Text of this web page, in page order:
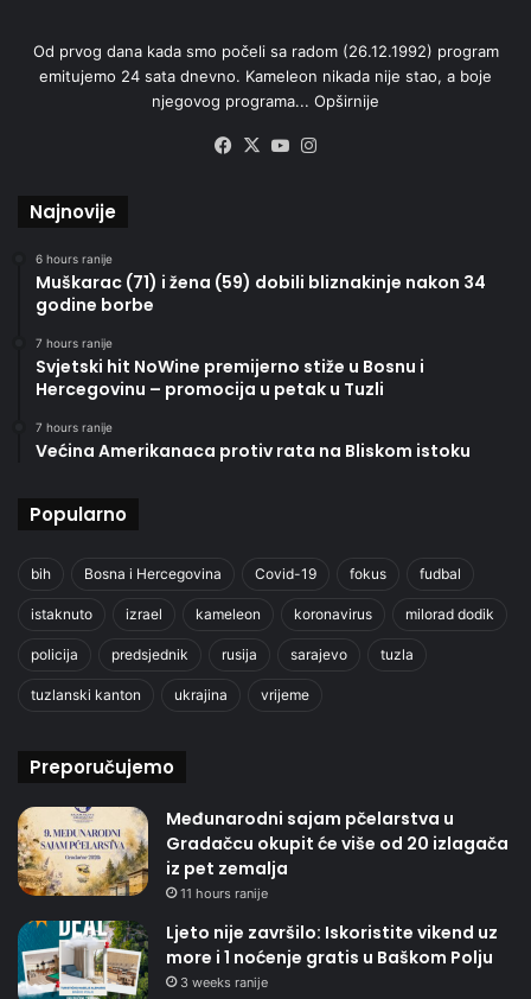
Od prvog dana kada smo počeli sa radom (26.12.1992) program
emitujemo 24 sata dnevno. Kameleon nikada nije stao, a boje
njegovog programa... Opširnije
Facebook
X YouTube
Najnovije
6 hours ranije
Muškarac (71) i žena (59) dobili bliznakinje nakon 34
godine borbe
7 hours ranije
Svjetski hit NoWine premijerno stiže u Bosnu i
Hercegovinu – promocija u petak u Tuzli
7 hours ranije
Većina Amerikanaca protiv rata na Bliskom istoku
Popularno
bih Bosna i Hercegovina Covid-19 fokus fudbal
istaknuto izrael kameleon koronavirus milorad dodik
policija predsjednik rusija sarajevo tuzla
tuzlanski kanton ukrajina vrijeme
Preporučujemo
Međunarodni sajam pčelarstva u
Gradačcu okupit će više od 20 izlagača
iz pet zemalja
11 hours ranije
Ljeto nije završilo: Iskoristite vikend uz
more i 1 noćenje gratis u Baškom Polju
3 weeks ranije